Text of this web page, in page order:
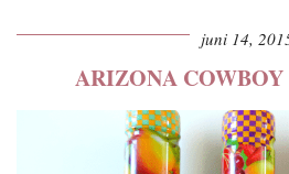
juni 14,
ARIZONA